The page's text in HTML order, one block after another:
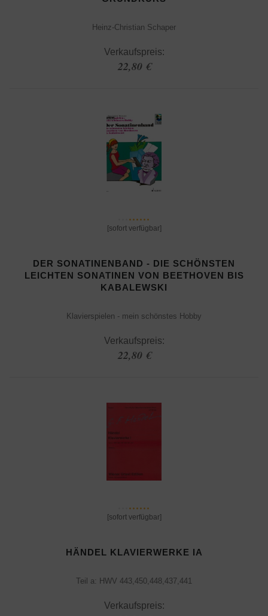
Heinz-Christian Schaper
Verkaufspreis:
22,80 €
[sofort verfügbar]
DER SONATINENBAND - DIE SCHÖNSTEN
LEICHTEN SONATINEN VON BEETHOVEN BIS
KABALEWSKI
Klavierspielen - mein schönstes Hobby
Verkaufspreis:
22,80 €
[sofort verfügbar]
HÄNDEL KLAVIERWERKE IA
Teil a: HWV 443,450,448,437,441
Verkaufspreis: